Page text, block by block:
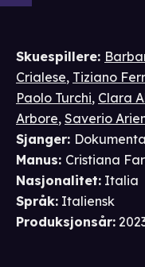
Skuespillere:
Crialese, Tiziano
Paolo Turchi, Clara
Arbore, Saverio
Sjanger:
Manus: Cristiana
Nasjonalitet: Italia
Språk: Italiensk
Produksjonsår: